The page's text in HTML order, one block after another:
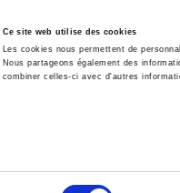
Ce site web utilise des cookies
Les cookies nous permettent de
Nous partageons également des
combiner celles-ci avec d'autres